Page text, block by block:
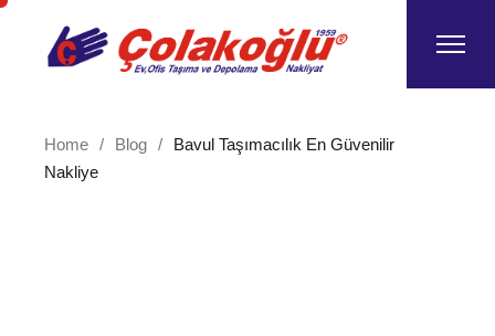
Skip
content
Home Blog
Bavul Taşımacılık En Güvenilir
Nakliye